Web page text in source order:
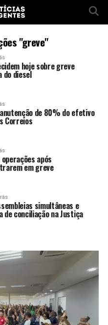
"greve"
hoje sobre greve
do diesel
de 80% do efetivo
Correios
após
em greve
simultâneas e
de conciliação na Justiça